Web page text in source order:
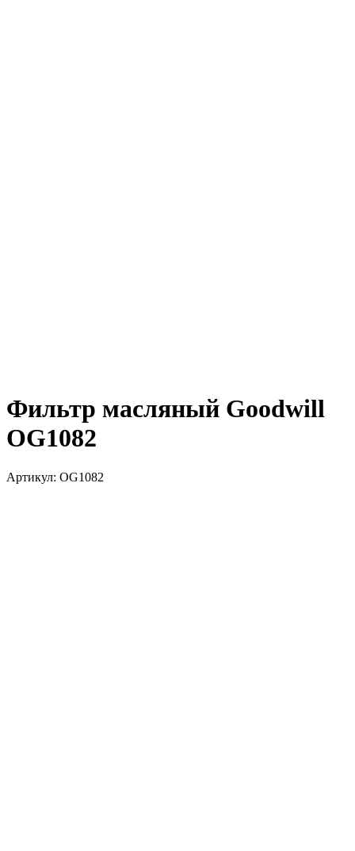
Фильтр масляный Goodwill
OG1082
Артикул: OG1082